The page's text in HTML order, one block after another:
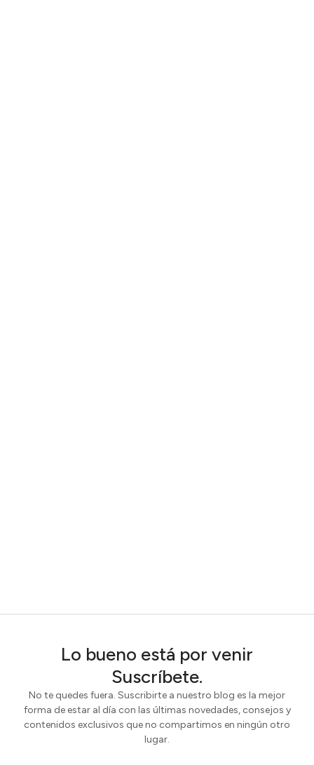
Lo bueno está por venir
Suscríbete.
No te quedes fuera. Suscribirte a nuestro blog es la mejor
forma de estar al día con las últimas novedades, consejos y
contenidos exclusivos que no compartimos en ningún otro
lugar.